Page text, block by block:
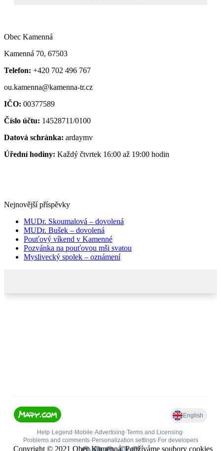
Obec Kamenná
Kamenná 70, 67503
Telefon: +420 702 496 767
ou.kamenna@kamenna-tr.cz
IČO: 00377589
Číslo účtu: 14528711/0100
Datová schránka: ardaymv
Úřední hodiny: Každý čtvrtek 16:00 až 19:00 hodin
Nejnovější příspěvky
MUDr. Skoumalová – dovolená
MUDr. Bušek – dovolená
Pouťový víkend v Kamenné
Pozvánka na pouťovou mši svatou
Myslivecký spolek – oznámení
Copyright © 2021 Obec Kamenná. Používáme soubory cookies